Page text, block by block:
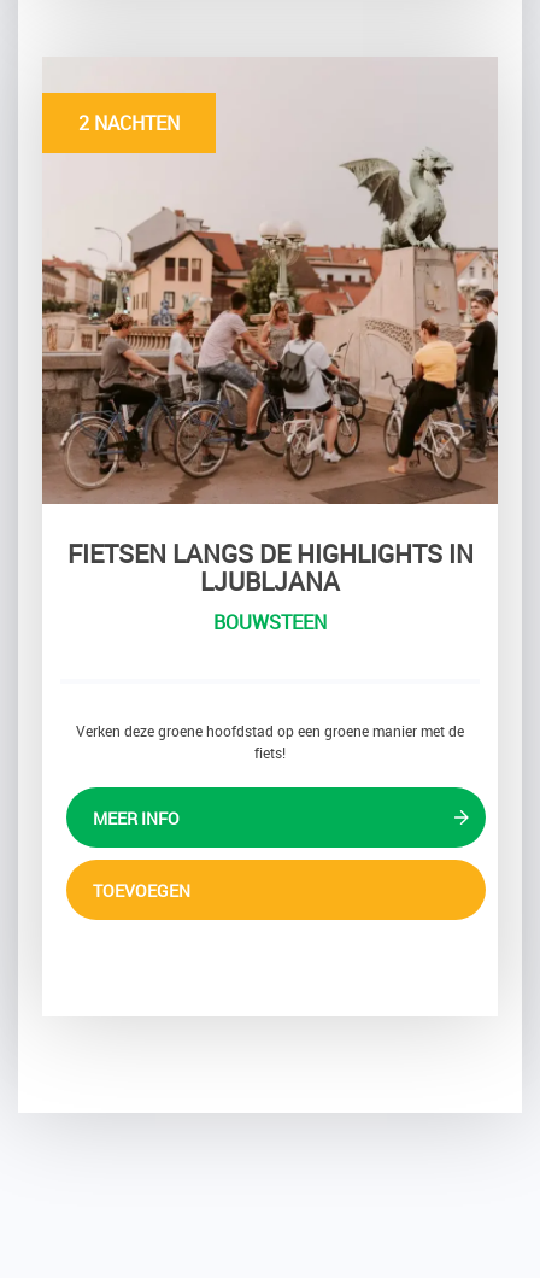
2 NACHTEN
FIETSEN LANGS DE HIGHLIGHTS IN
LJUBLJANA
BOUWSTEEN
Verken deze groene hoofdstad op een groene manier met de
fiets!
MEER INFO
TOEVOEGEN